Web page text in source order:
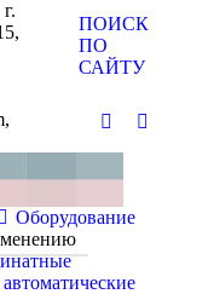
Поиск:
ПОИСК
ПО
САЙТУ
ПочтаYouTube
Оборудование